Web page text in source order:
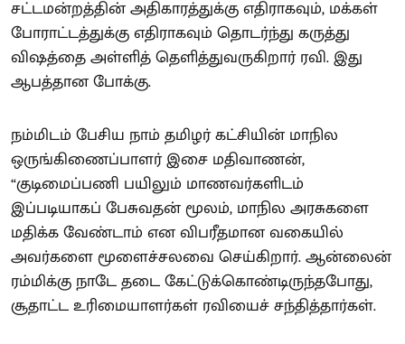
சட்டமன்றத்தின் அதிகாரத்துக்கு எதிராகவும், மக்கள்
போராட்டத்துக்கு எதிராகவும் தொடர்ந்து கருத்து
விஷத்தை அள்ளித் தெளித்துவருகிறார் ரவி. இது
ஆபத்தான போக்கு.
நம்மிடம் பேசிய நாம் தமிழர் கட்சியின் மாநில
ஒருங்கிணைப்பாளர் இசை மதிவாணன்,
“குடிமைப்பணி பயிலும் மாணவர்களிடம்
இப்படியாகப் பேசுவதன் மூலம், மாநில அரசுகளை
மதிக்க வேண்டாம் என விபரீதமான வகையில்
அவர்களை மூளைச்சலவை செய்கிறார். ஆன்லைன்
ரம்மிக்கு நாடே தடை கேட்டுக்கொண்டிருந்தபோது,
சூதாட்ட உரிமையாளர்கள் ரவியைச் சந்தித்தார்கள்.